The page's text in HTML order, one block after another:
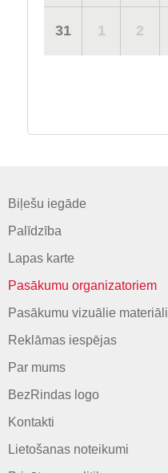
31 1 2
Biļešu iegāde
Palīdzība
Lapas karte
Pasākumu organizatoriem
Pasākumu vizuālie materiāli
Reklāmas iespējas
Par mums
BezRindas logo
Kontakti
Lietošanas noteikumi